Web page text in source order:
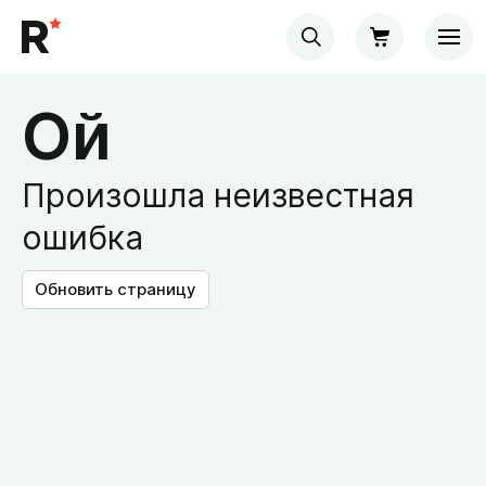
Ой
Произошла неизвестная
ошибка
Обновить страницу